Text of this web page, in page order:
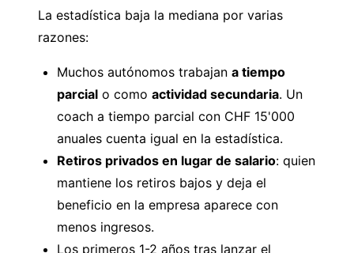
La estadística baja la mediana por varias
razones:
Muchos autónomos trabajan a tiempo
parcial o como actividad secundaria. Un
coach a tiempo parcial con CHF 15'000
anuales cuenta igual en la estadística.
Retiros privados en lugar de salario: quien
mantiene los retiros bajos y deja el
beneficio en la empresa aparece con
menos ingresos.
Los primeros 1-2 años tras lanzar el